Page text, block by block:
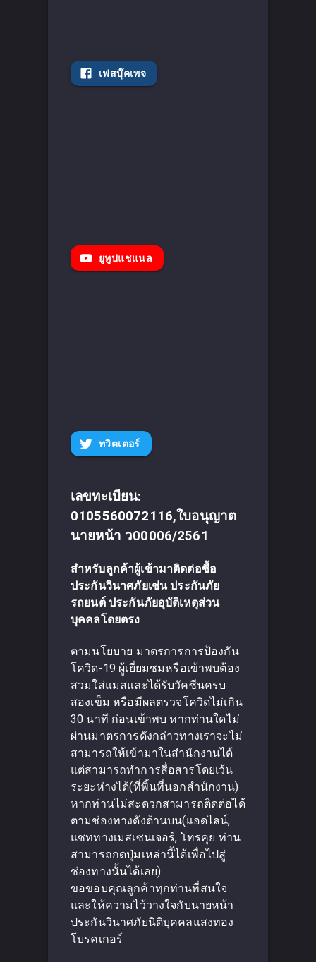
เฟสบุ๊คเพจ
ยูทูปแชแนล
ทวิตเตอร์
เลขทะเบียน:
0105560072116,ใบอนุญาต
นายหน้า ว00006/2561
สำหรับลูกค้าผู้เข้ามาติดต่อซื้อ
ประกันวินาศภัยเช่น ประกันภัย
รถยนต์ ประกันภัยอุบัติเหตุส่วน
บุคคลโดยตรง
ตามนโยบาย มาตรการการป้องกัน
โควิด-19 ผู้เยี่ยมชมหรือเข้าพบต้อง
สวมใส่แมสและได้รับวัคซีนครบ
สองเข็ม หรือมีผลตรวจโควิดไม่เกิน
30 นาที ก่อนเข้าพบ หากท่านใดไม่
ผ่านมาตรการดังกล่าวทางเราจะไม่
สามารถให้เข้ามาในสำนักงานได้
แต่สามารถทำการสื่อสารโดยเว้น
ระยะห่างได้(ที่พิ้นที่นอกสำนักงาน)
หากท่านไม่สะดวกสามารถติดต่อได้
ตามช่องทางดังด้านบน(แอดไลน์,
แชททางเมสเซนเจอร์, โทรคุย ท่าน
สามารถกดปุ่มเหล่านี้ได้เพื่อไปสู่
ช่องทางนั้นได้เลย)
ขอขอบคุณลูกค้าทุกท่านที่สนใจ
และให้ความไว้วางใจกับนายหน้า
ประกันวินาศภัยนิติบุคคลแสงทอง
โบรคเกอร์